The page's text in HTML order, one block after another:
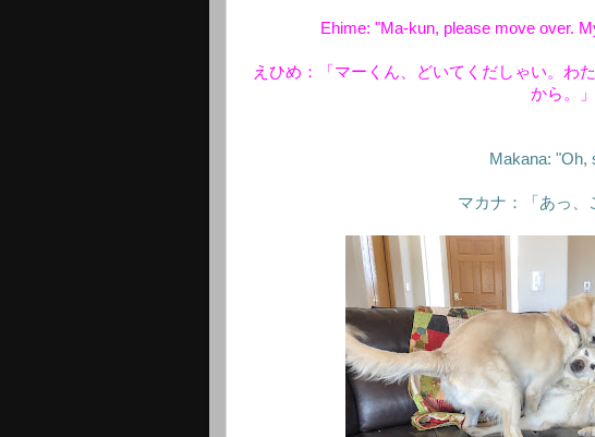
Ehime: "Ma-kun, please move over.
えひめ：「マーくん、どいてくだしゃい。わ
から。」
Makana: "Oh,
マカナ：「あっ、